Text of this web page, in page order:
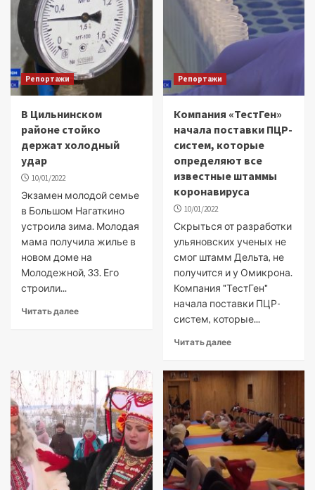
Репортажи
В Цильнинском
районе стойко
держат холодный
удар
10/01/2022
Экзамен молодой семье
в Большом Нагаткино
устроила зима. Молодая
мама получила жилье в
новом доме на
Молодежной, 33. Его
строили...
Читать далее
Репортажи
Компания «ТестГен»
начала поставки ПЦР-
систем, которые
определяют все
известные штаммы
коронавируса
10/01/2022
Скрыться от разработки
ульяновских ученых не
смог штамм Дельта, не
получится и у Омикрона.
Компания "ТестГен"
начала поставки ПЦР-
систем, которые...
Читать далее